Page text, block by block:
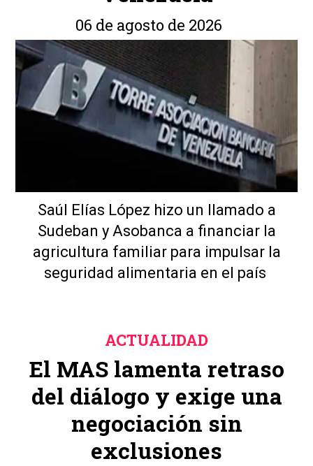
06 de agosto de 2026
Saúl Elías López hizo un llamado a
Sudeban y Asobanca a financiar la
agricultura familiar para impulsar la
seguridad alimentaria en el país
El MAS lamenta retraso
del diálogo y exige una
negociación sin
exclusiones
ACTUALIDAD